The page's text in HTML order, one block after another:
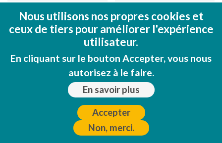
ElCoyoteCalpe
Voir sur la carte
www.facebook.com/
El-Escorial
Voir sur la carte
El Faro Blanco
El Faro Del
Nous utilisons nos propres cookies et
ceux de tiers pour améliorer l'expérience
utilisateur.
En cliquant sur le bouton Accepter, vous nous
autorisez à le faire.
En savoir plus
Accepter
Non, merci.